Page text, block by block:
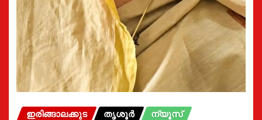
ഇരിങ്ങാലക്കുട തൃശൂർ ന്യൂസ്